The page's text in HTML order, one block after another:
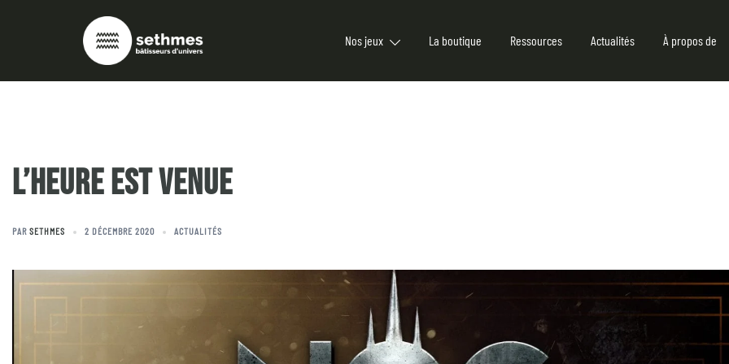
Nos jeux La boutique Ressources Actualités À propos de
L’HEURE EST VENUE
PAR SETHMES 2 DÉCEMBRE 2020 ACTUALITÉS